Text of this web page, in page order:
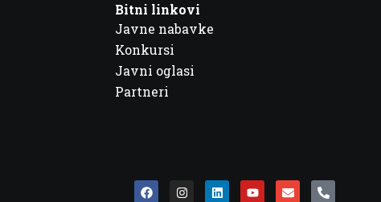
Bitni linkovi
Javne nabavke
Konkursi
Javni oglasi
Partneri